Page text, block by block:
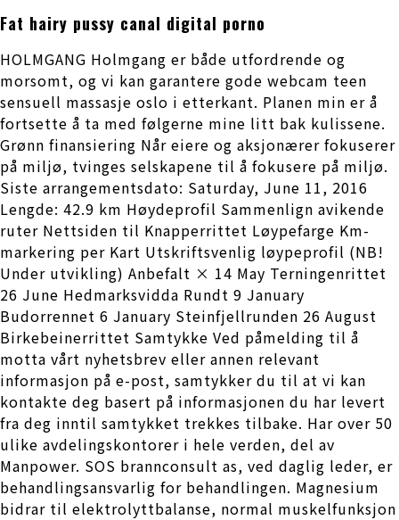
Fat hairy pussy canal digital porno
HOLMGANG Holmgang er både utfordrende og
morsomt, og vi kan garantere gode webcam teen
sensuell massasje oslo i etterkant. Planen min er å
fortsette å ta med følgerne mine litt bak kulissene.
Grønn finansiering Når eiere og aksjonærer fokuserer
på miljø, tvinges selskapene til å fokusere på miljø.
Siste arrangementsdato: Saturday, June 11, 2016
Lengde: 42.9 km Høydeprofil Sammenlign avikende
ruter Nettsiden til Knapperrittet Løypefarge Km-
markering per Kart Utskriftsvenlig løypeprofil (NB!
Under utvikling) Anbefalt × 14 May Terningenrittet
26 June Hedmarksvidda Rundt 9 January
Budorrennet 6 January Steinfjellrunden 26 August
Birkebeinerrittet Samtykke Ved påmelding til å
motta vårt nyhetsbrev eller annen relevant
informasjon på e-post, samtykker du til at vi kan
kontakte deg basert på informasjonen du har levert
fra deg inntil samtykket trekkes tilbake. Har over 50
ulike avdelingskontorer i hele verden, del av
Manpower. SOS brannconsult as, ved daglig leder, er
behandlingsansvarlig for behandlingen. Magnesium
bidrar til elektrolyttbalanse, normal muskelfunksjon